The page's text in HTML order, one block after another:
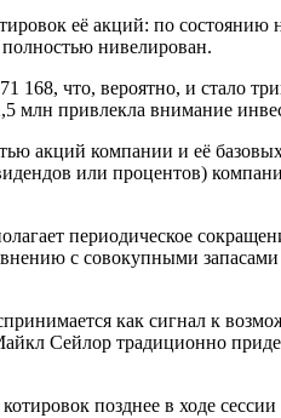
её акций: по состоянию
нивелирован.
что, вероятно, и стало
млн привлекла внимание
акций компании и её
или процентов)
периодическое
с совокупными
как сигнал к
Сейлор традиционно
позднее в ходе сессии